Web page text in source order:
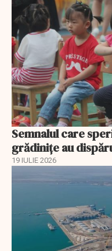
Semnalul care
grădinițe au
19 IULIE 2026